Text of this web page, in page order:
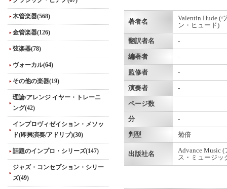
木管楽器(568)
金管楽器(126)
弦楽器(78)
ヴォーカル(64)
その他の楽器(19)
理論/アレンジ イヤー・トレーニ
ング(42)
インプロヴィゼイション・メソッ
ド(即興演奏/アドリブ)(30)
話題のインプロ・シリーズ(147)
ジャズ・コンセプション・シリー
ズ(49)
著者名
Valentin Hude (
ン・ヒュード)
翻訳者名 -
編著者 -
監修者 -
演奏者 -
ページ数
分 -
判型 菊倍
出版社名
Advance Music (
ス・ミュージッ